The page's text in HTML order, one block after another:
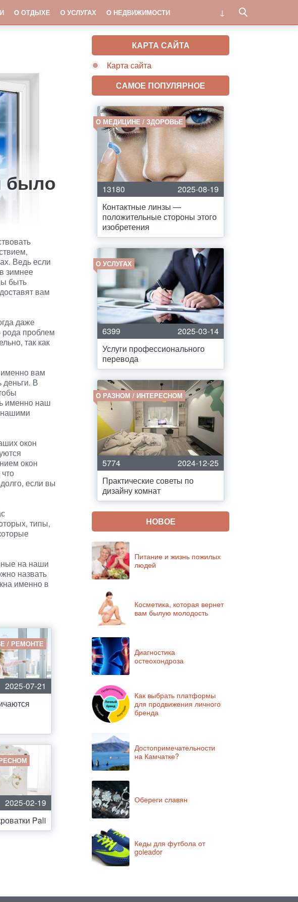
О ОТДЫХЕ О УСЛУГАХ О НЕДВИЖИМОСТИ
было
Ведь если
зимнее
быть
вам
даже
рода проблем
так как
именно вам
В
именно наш
нашими
окон
окон
если вы
типы,
на наши
назвать
именно в
/ РЕМОНТЕ
2025-07-21
2025-02-19
Pali
КАРТА САЙТА
Карта сайта
САМОЕ ПОПУЛЯРНОЕ
О МЕДИЦИНЕ / ЗДОРОВЬЕ
13180
2025-08-19
Контактные линзы —
положительные стороны этого
изобретения
О УСЛУГАХ
6399
2025-03-14
Услуги профессионального
перевода
О РАЗНОМ / ИНТЕРЕСНОМ
5774
2024-12-25
Практические советы по
дизайну комнат
НОВОЕ
Питание и жизнь пожилых
людей
Косметика, которая вернет
вам былую молодость
Диагностика
остеохондроза
Как выбрать платформы
для продвижения личного
бренда
Достопримечательности
на Камчатке?
Обереги славян
Кеды для футбола от
goleador